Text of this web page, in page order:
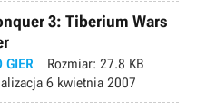
3: Tiberium Wars
GIER Rozmiar: 27.8 KB
6 kwietnia 2007